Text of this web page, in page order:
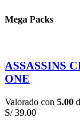
Mega Packs
ASSASSINS
ONE
Valorado con 5.00
S/39.00